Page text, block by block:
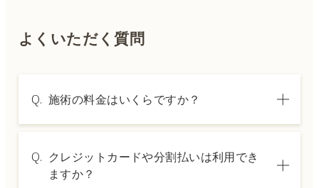
よくいただく質問
Q. 施術の料金はいくらですか？
は料金表ページをご確認いただくか、カウン
セリングでご案内いたします。
Q. クレジットカードや分割払いは利用でき
ますか？